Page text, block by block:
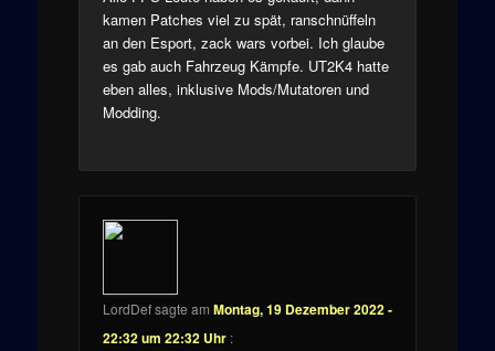
kamen Patches viel zu spät, ranschnüffeln
an den Esport, zack wars vorbei. Ich glaube
es gab auch Fahrzeug Kämpfe. UT2K4 hatte
eben alles, inklusive Mods/Mutatoren und
Modding.
LordDefsagte am Montag, 19 Dezember 2022 -
22:32 um 22:32 Uhr :